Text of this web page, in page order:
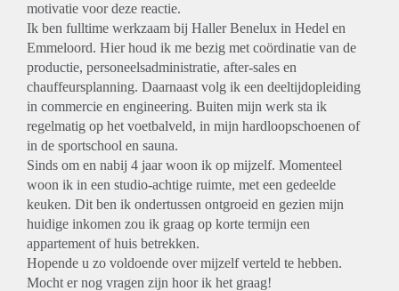
motivatie voor deze reactie.
Ik ben fulltime werkzaam bij Haller Benelux in Hedel en
Emmeloord. Hier houd ik me bezig met coördinatie van de
productie, personeelsadministratie, after-sales en
chauffeursplanning. Daarnaast volg ik een deeltijdopleiding
in commercie en engineering. Buiten mijn werk sta ik
regelmatig op het voetbalveld, in mijn hardloopschoenen of
in de sportschool en sauna.
Sinds om en nabij 4 jaar woon ik op mijzelf. Momenteel
woon ik in een studio-achtige ruimte, met een gedeelde
keuken. Dit ben ik ondertussen ontgroeid en gezien mijn
huidige inkomen zou ik graag op korte termijn een
appartement of huis betrekken.
Hopende u zo voldoende over mijzelf verteld te hebben.
Mocht er nog vragen zijn hoor ik het graag!